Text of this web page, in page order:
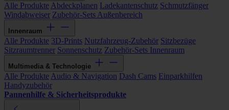
Alle Produkte Abdeckplanen Ladekantenschutz Schmutzfänger
Windabweiser Zubehör-Sets Außenbereich
Innenraum
Alle Produkte 3D-Prints Nutzfahrzeug-Zubehör Sitzbezüge
Sitzraumtrenner Sonnenschutz Zubehör-Sets Innenraum
Multimedia & Technologie
Alle Produkte Audio & Navigation Dash Cams Einparkhilfen
Handyzubehör
Pannenhilfe & Sicherheitsprodukte